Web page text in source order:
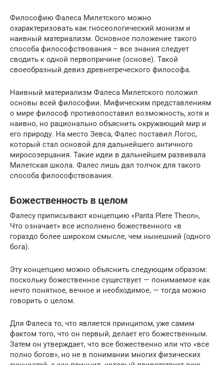
Философию Фалеса Милетского можно
охарактеризовать как гносеологический монизм и
наивный материализм. Основное положение такого
способа философствования – все знания следует
сводить к одной первопричине (основе). Такой
своеобразный девиз древнегреческого философа.
Наивный материализм Фалеса Милетского положил
основы всей философии. Мифическим представлениям
о мире философ противопоставил возможность, хотя и
наивно, но рационально объяснить окружающий мир и
его природу. На место Зевса, Фалес поставил Логос,
который стал основой для дальнейшего античного
миросозерцания. Такие идеи в дальнейшем развивала
Милетская школа. Фалес лишь дал толчок для такого
способа философствования.
Божественность в целом
Фалесу приписывают концепцию «Panta Plere Theon»,
Что означает» все исполнено божественного «в
гораздо более широком смысле, чем нынешний (одного
бога).
Эту концепцию можно объяснить следующим образом:
поскольку божественное существует — понимаемое как
нечто понятное, вечное и необходимое, — тогда можно
говорить о целом.
Для Фалеса то, что является принципом, уже самим
фактом того, что он первый, делает его божественным.
Затем он утверждает, что все божественно или что «все
полно богов», но не в понимании многих физических